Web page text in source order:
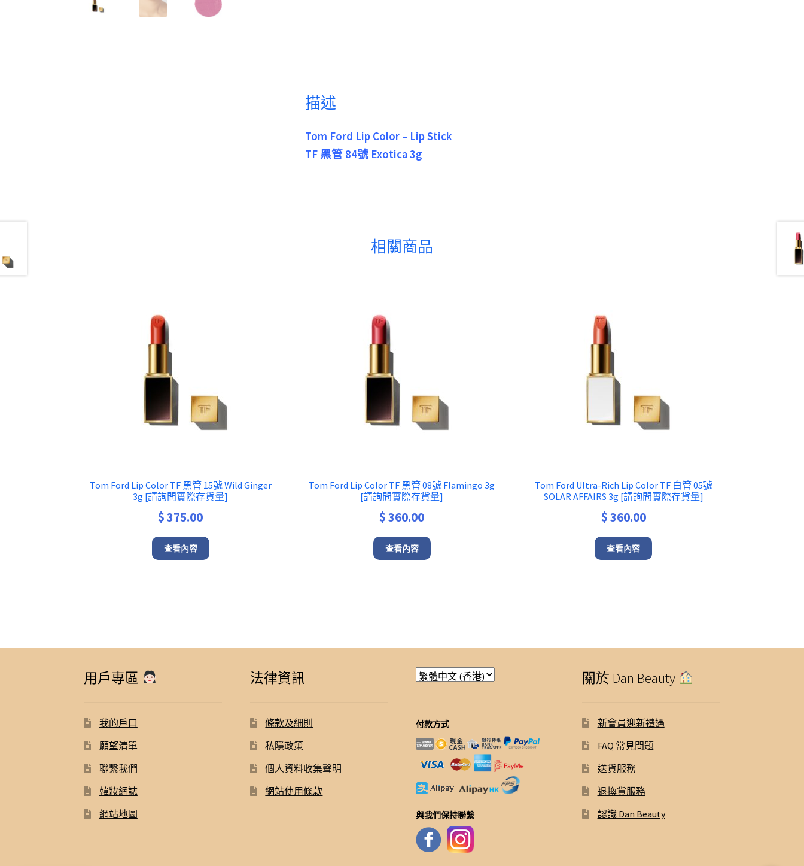
描述
Tom Ford Lip Color – Lip Stick
TF 黑管 84號 Exotica 3g
相關商品
Tom Ford Lip Color TF 黑管 15號 Wild Ginger
3g [請詢問實際存貨量]
$375.00
查看內容
Tom Ford Lip Color TF 黑管 08號 Flamingo 3g
[請詢問實際存貨量]
$360.00
查看內容
Tom Ford Ultra-Rich Lip Color TF 白管 05號
SOLAR AFFAIRS 3g [請詢問實際存貨量]
$360.00
查看內容
用戶專區
我的戶口
願望清單
聯繫我們
韓妝網誌
網站地圖
法律資訊
條款及細則
私隱政策
個人資料收集聲明
網站使用條款
付款方式
與我們保持聯繫
關於 Dan Beauty
新會員迎新禮遇
FAQ 常見問題
送貨服務
退換貨服務
認識 Dan Beauty